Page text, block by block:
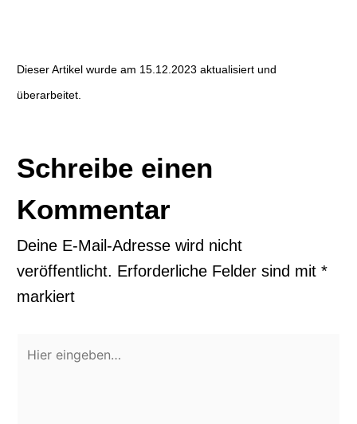
Dieser Artikel wurde am 15.12.2023 aktualisiert und
überarbeitet.
Schreibe einen
Kommentar
Deine E-Mail-Adresse wird nicht
veröffentlicht. Erforderliche Felder sind mit *
markiert
Hier